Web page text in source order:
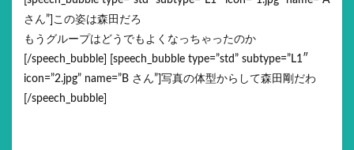
さん”]この姿は森田だろ
もうグループはどうでもよくなっちゃったのか
[/speech_bubble] [speech_bubble type=”std” subtype=”L1″
icon=”2.jpg” name=”B さん”]写真の体型からして森田剛だわ
[/speech_bubble]